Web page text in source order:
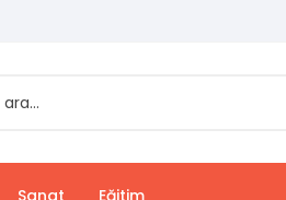
Sanat Eğitim